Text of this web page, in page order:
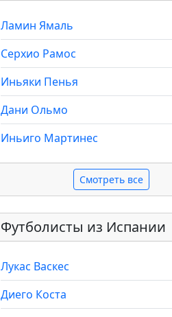
Ламин Ямаль
Серхио Рамос
Иньяки Пенья
Дани Ольмо
Иньиго Мартинес
Смотреть все
Футболисты из Испании
Лукас Васкес
Диего Коста